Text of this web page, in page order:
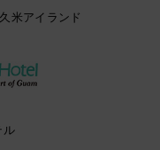
米アイランド
ル